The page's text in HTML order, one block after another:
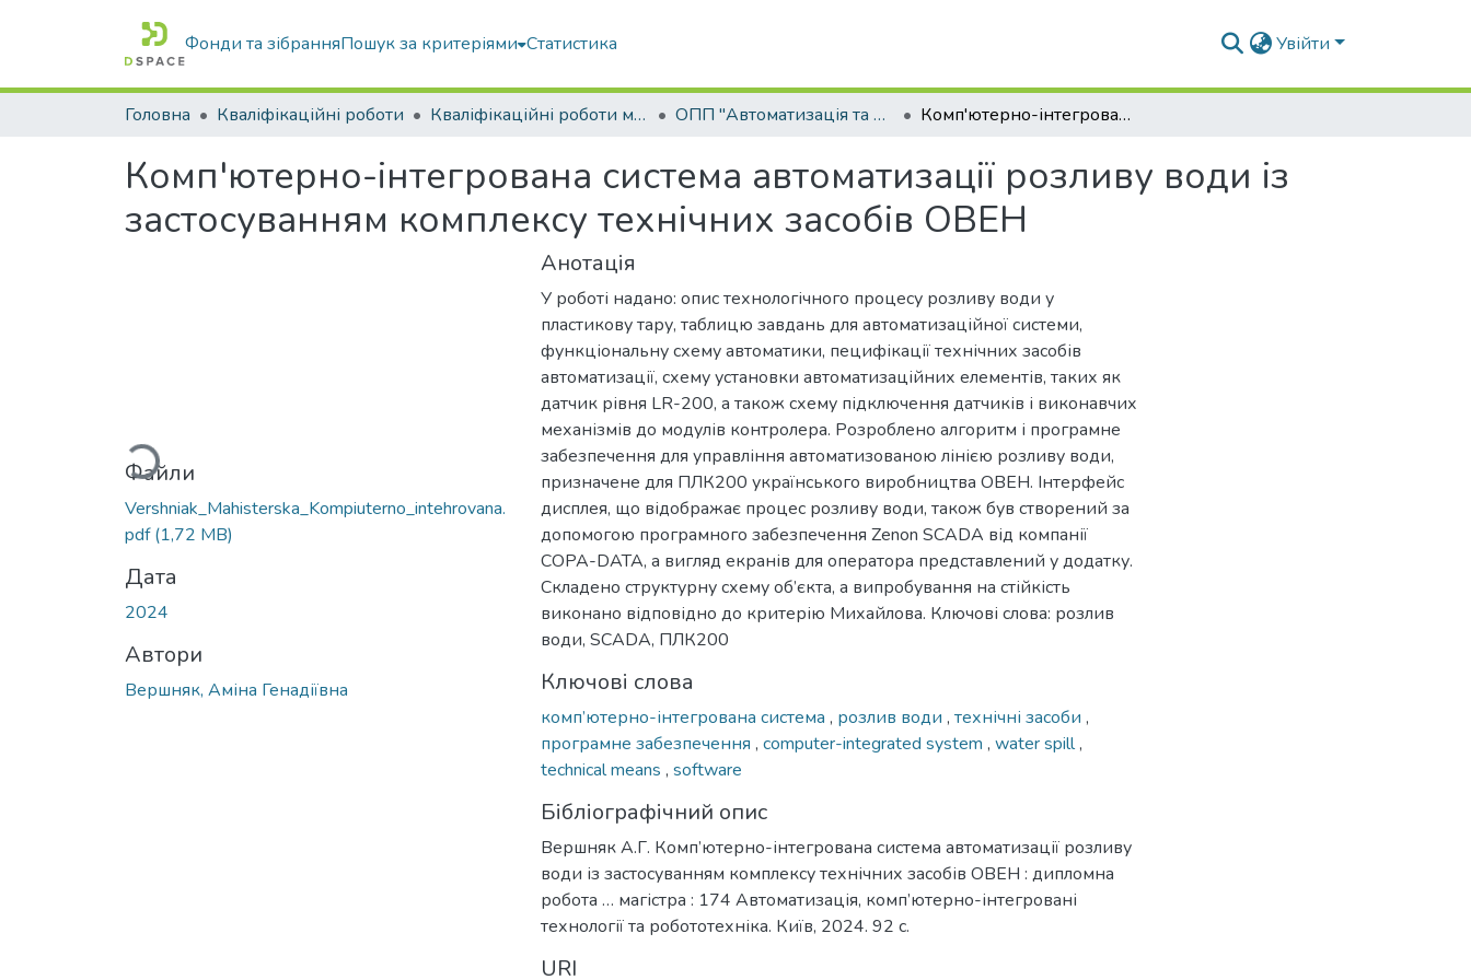
Фонди та зібранняПошук за критеріями Статистика Увійти
Головна Кваліфікаційні роботи Кваліфікаційні роботи магістрів ОПП "Автоматизація та комп’ютерно-інтегровані технології" Комп'ютерно-інтегрована система автоматизації розливу води із застосуванням комплексу технічних засобів ОВЕН
Комп'ютерно-інтегрована система автоматизації розливу води із
застосуванням комплексу технічних засобів ОВЕН
Вантажиться...
Файли
Vershniak_Mahisterska_Kompiuterno_intehrovana.
pdf(1,72 MB)
Дата
2024
Автори
Вершняк, Аміна Генадіївна
Анотація
У роботі надано: опис технологічного процесу розливу води у
пластикову тару, таблицю завдань для автоматизаційної системи,
функціональну схему автоматики, пецифікації технічних засобів
автоматизації, схему установки автоматизаційних елементів, таких як
датчик рівня LR-200, а також схему підключення датчиків і виконавчих
механізмів до модулів контролера. Розроблено алгоритм і програмне
забезпечення для управління автоматизованою лінією розливу води,
призначене для ПЛК200 українського виробництва ОВЕН. Інтерфейс
дисплея, що відображає процес розливу води, також був створений за
допомогою програмного забезпечення Zenon SCADA від компанії
COPA-DATA, а вигляд екранів для оператора представлений у додатку.
Складено структурну схему об’єкта, а випробування на стійкість
виконано відповідно до критерію Михайлова. Ключові слова: розлив
води, SCADA, ПЛК200
Ключові слова
комп’ютерно-інтегрована система , розлив води , технічні засоби ,
програмне забезпечення , computer-integrated system , water spill,
technical means , software
Бібліографічний опис
Вершняк А.Г. Комп’ютерно-інтегрована система автоматизації розливу
води із застосуванням комплексу технічних засобів ОВЕН : дипломна
робота … магістра : 174 Автоматизація, комп’ютерно-інтегровані
технології та робототехніка. Київ, 2024. 92 с.
URI